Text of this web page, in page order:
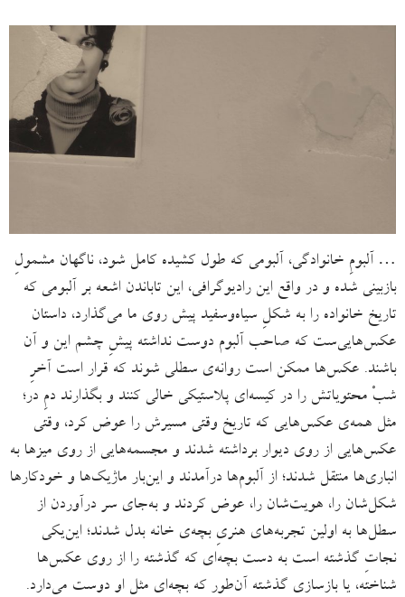
… آلبومِ خانوادگی، آلبومی که طول کشیده کامل شود، ناگهان مشمولِ
بازبینی شده و در واقع این رادیوگرافی، این تاباندن اشعه بر آلبومی که
تاریخ خانواده را به شکلِ سیاه‌وسفید پیش روی ما می‌گذارد، داستان‌
عکس‌هایی‌ست که صاحب آلبوم دوست نداشته پیشِ چشم این و آن
باشند. عکس‌ها ممکن است روانه‌ی سطلی شوند که قرار است آخرِ
شبْ محتویاتش را در کیسه‌ای پلاستیکی خالی کنند و بگذارند دمِ در؛
مثل همه‌ی عکس‌‌هایی که تاریخ وقتی مسیرش را عوض کرد، وقتی
عکس‌هایی از روی دیوار برداشته شدند و مجسمه‌هایی از روی میزها به
انباری‌ها منتقل شدند؛ از آلبوم‌ها درآمدند و این‌بار ماژیک‌ها و خودکارها
شکل‌شان را، هویت‌شان را، عوض کردند و به‌جای سر درآوردن از
سطل‌ها به اولین تجربه‌های هنریِ بچه‌ی خانه بدل شدند؛ این‌یکی
نجاتِ گذشته است به دست بچه‌ای که گذشته را از روی عکس‌ها
شناخته، یا بازسازی گذشته آن‌طور که بچه‌ای مثل او دوست می‌دارد.